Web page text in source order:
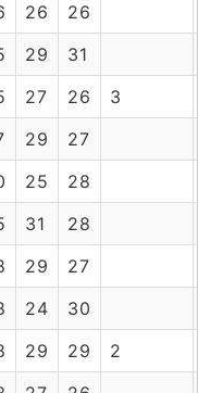
26
26
29
31
27 26
3
29
27
25
28
31
28
29
27
24
30
29 29
2